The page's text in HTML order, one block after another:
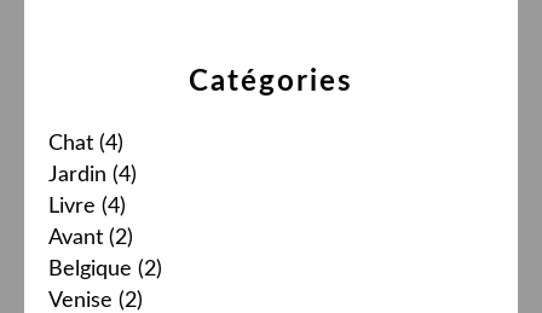
Catégories
Chat (4)
Jardin (4)
Livre (4)
Avant (2)
Belgique (2)
Venise (2)